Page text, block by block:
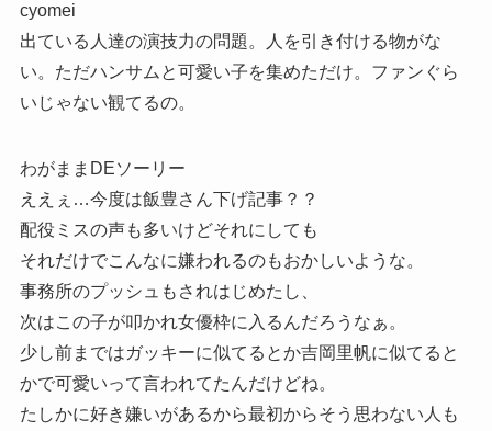
cyomei
出ている人達の演技力の問題。人を引き付ける物がな
い。ただハンサムと可愛い子を集めただけ。ファンぐら
いじゃない観てるの。
わがままDEソーリー
ええぇ…今度は飯豊さん下げ記事？？
配役ミスの声も多いけどそれにしても
それだけでこんなに嫌われるのもおかしいような。
事務所のプッシュもされはじめたし、
次はこの子が叩かれ女優枠に入るんだろうなぁ。
少し前まではガッキーに似てるとか吉岡里帆に似てると
かで可愛いって言われてたんだけどね。
たしかに好き嫌いがあるから最初からそう思わない人も